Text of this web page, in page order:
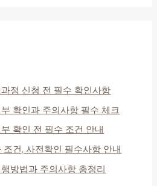
정 신청 전 필수 확인사항
확인과 주의사항 필수 체크
확인 전 필수 조건 안내
건, 사전확인 필수사항 안내
방법과 주의사항 총정리